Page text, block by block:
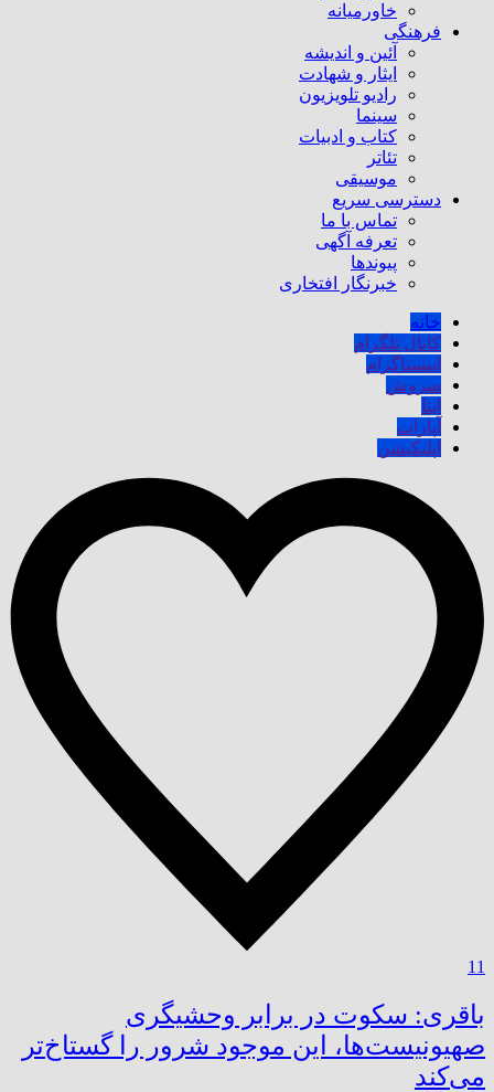
خاورمیانه
فرهنگی
آئین و اندیشه
ایثار و شهادت
رادیو تلویزیون
سینما
کتاب و ادبیات
تئاتر
موسیقی
دسترسی سریع
تماس با ما
تعرفه آگهی
پیوندها
خبرنگار افتخاری
خانه
کانال تلگرام
اینستاگرام
سروش
ایتا
آپارات
اپلیکیشن
11
باقری: سکوت در برابر وحشیگری
صهیونیست‌ها، این موجود شرور را گستاخ‌تر
می‌کند